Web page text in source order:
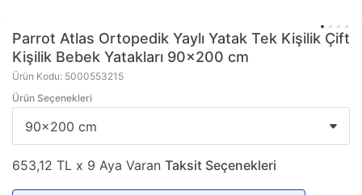
Parrot Atlas Ortopedik Yaylı Yatak Tek Kişilik Çift
Kişilik Bebek Yatakları 90x200 cm
Ürün Kodu: 5000553215
Ürün Seçenekleri
653,12 TL x 9 Aya Varan Taksit Seçenekleri